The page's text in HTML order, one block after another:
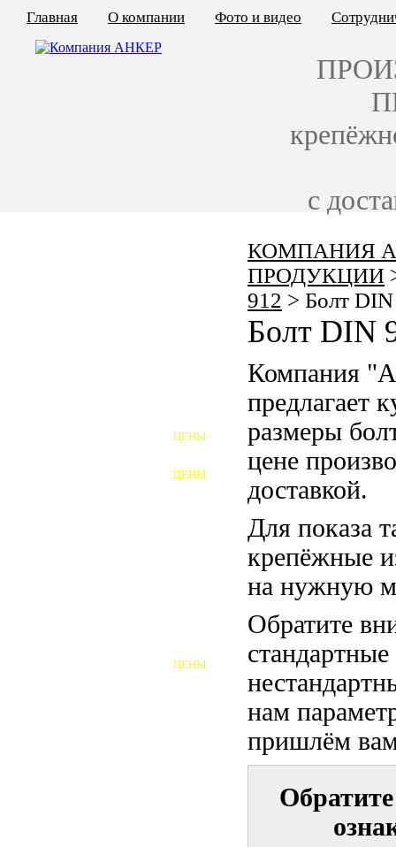
КОМПАНИЯ
ПРОДУКЦИИ
912 > Болт
Болт DIN
Компания
предлагает
размеры
цене
доставкой.
Для показа
крепёжные
на нужную
Обратите
нам
пришлём
ЦЕНЫ
ЦЕНЫ
ШАЙБЫ ФУНДАМЕНТНЫЕ
ЦЕНЫ
Главная О компании Фото и видео
с